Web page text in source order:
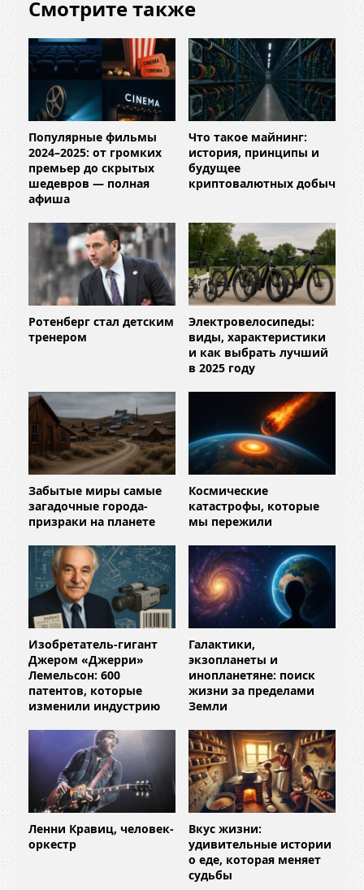
Смотрите также
Популярные фильмы
2024–2025: от громких
премьер до скрытых
шедевров — полная
афиша
Что такое майнинг:
история, принципы и
будущее
криптовалютных добыч
Ротенберг стал детским
тренером
Электровелосипеды:
виды, характеристики
и как выбрать лучший
в 2025 году
Забытые миры самые
загадочные города-
призраки на планете
Космические
катастрофы, которые
мы пережили
Изобретатель-гигант
Джером «Джерри»
Лемельсон: 600
патентов, которые
изменили индустрию
Галактики,
экзопланеты и
инопланетяне: поиск
жизни за пределами
Земли
Ленни Кравиц, человек-
оркестр
Вкус жизни:
удивительные истории
о еде, которая меняет
судьбы